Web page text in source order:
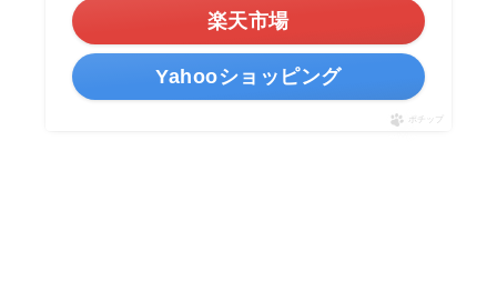
楽天市場
Yahooショッピング
ポチップ